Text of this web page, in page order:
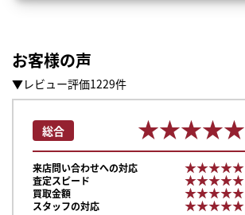
お客様の声
▼レビュー評価1229件
総合 ★★★★★
★★★★★
来店問い合わせへの対応 ★★★★★
★★★★★
査定スピード
★★★★★
★★★★★
買取金額
★★★★★
★★★★★
スタッフの対応
★★★★★
★★★★★